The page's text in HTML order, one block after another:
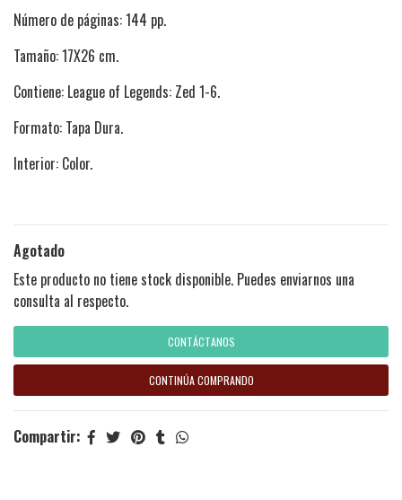
Número de páginas: 144 pp.
Tamaño: 17X26 cm.
Contiene: League of Legends: Zed 1-6.
Formato: Tapa Dura.
Interior: Color.
Agotado
Este producto no tiene stock disponible. Puedes enviarnos una
consulta al respecto.
CONTÁCTANOS
CONTINÚA COMPRANDO
Compartir: